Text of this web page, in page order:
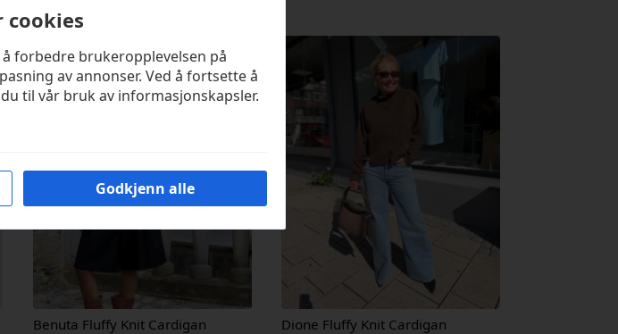
Benuta Fluffy Knit Cardigan Dione Fluffy Knit Cardigan
cookies
forbedre brukeropplevelsen på
av annonser. Ved å fortsette å
til vår bruk av informasjonskapsler.
Godkjenn alle